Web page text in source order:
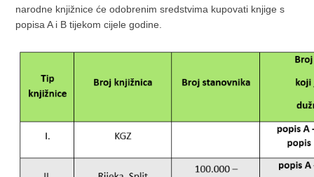
narodne knjižnice će odobrenim sredstvima kupovati knjige s
popisa A i B tijekom cijele godine.